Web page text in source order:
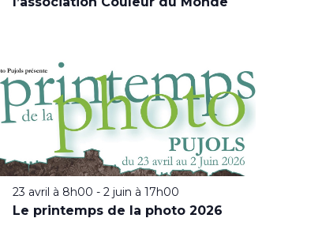
23 avril à 8h00 - 2 juin à 17h00
Le printemps de la photo 2026